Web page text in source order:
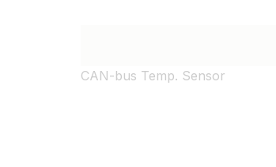
CAN-bus Temp. Sensor